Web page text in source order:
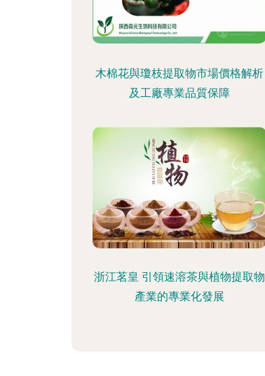
木棉花與瓊枝提取物市場價格解析
及工廠專業品質保障
浙江茗皇 引領速溶茶與植物提取物
產業的專業化發展